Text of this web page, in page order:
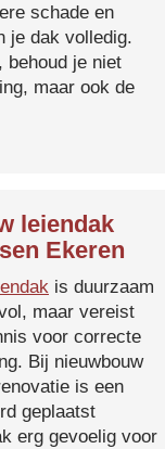
schade en
je dak volledig.
behoud je niet
maar ook de
leiendak
Ekeren
is duurzaam
maar vereist
voor correcte
Bij nieuwbouw
is een
geplaatst
erg gevoelig voor